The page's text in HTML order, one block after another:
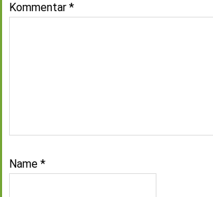
Kommentar *
Name *